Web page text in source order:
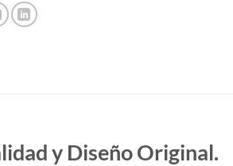
y Diseño Original.